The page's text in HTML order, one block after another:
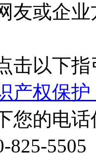
友或企
击以下
产权保
您的电
825-5505